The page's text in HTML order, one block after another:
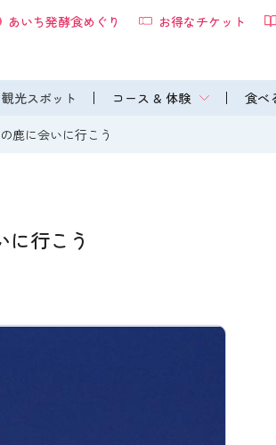
観光スポット コース & 体験 食べ
あいち発酵食めぐり お得なチケット
鹿に会いに行こう
行こう